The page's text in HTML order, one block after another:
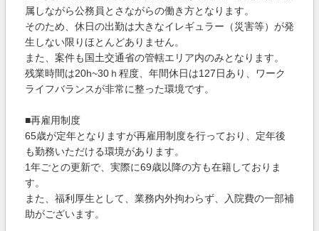
属しながら公務員とさながらの働き方となります。
そのため、休日の出勤は大きなイレギュラー（災害等）が発
生しない限りほとんどありません。
また、案件も国土交通省の管轄エリア内のみとなります。
残業時間は20h~30ｈ程度、年間休日は127日あり、ワーク
ライフバランスが非常に整った環境です。
■再雇用制度
65歳が定年となりますが再雇用制度を行っており、定年後
も勤務いただける環境があります。
1年ごとの更新で、実際に69歳以降の方も在籍しておりま
す。
また、福利厚生として、業務内外拘わらず、入院費の一部補
助がございます。